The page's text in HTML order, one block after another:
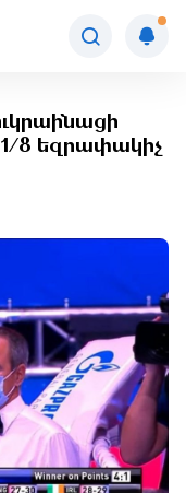
8 եզրափակիչ